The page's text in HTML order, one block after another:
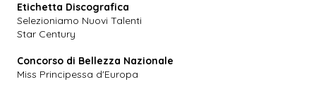
Etichetta Discografica
Selezioniamo Nuovi Talenti
Star Century
Concorso di Bellezza Nazionale
Miss Principessa d'Europa